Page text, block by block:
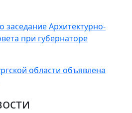
Архитектурно-
при губернаторе
области объявлена